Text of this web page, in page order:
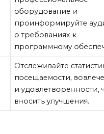
оборудование и
проинформируйте
о требованиях к
программному
Отслеживайте
посещаемости,
и удовлетворенности,
вносить улучшения.